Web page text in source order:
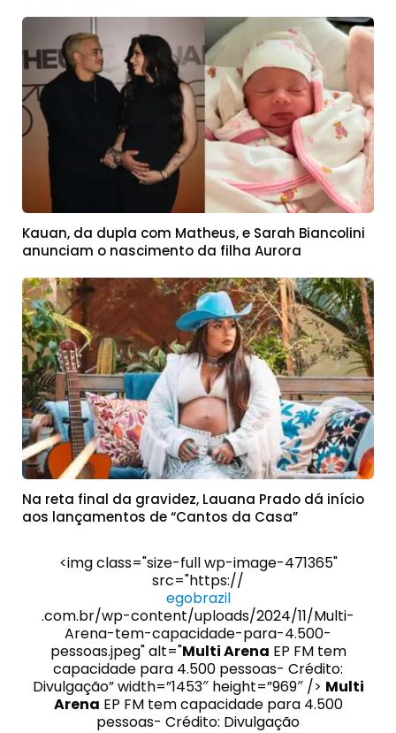
Kauan, da dupla com Matheus, e Sarah Biancolini
anunciam o nascimento da filha Aurora
Na reta final da gravidez, Lauana Prado dá início
aos lançamentos de “Cantos da Casa”
<img class="size-full wp-image-471365"
src="https://
egobrazil
.com.br/wp-content/uploads/2024/11/Multi-
Arena-tem-capacidade-para-4.500-
pessoas.jpeg" alt="Multi Arena EP FM tem
capacidade para 4.500 pessoas- Crédito:
Divulgação” width=”1453″ height=”969″ /> Multi
Arena EP FM tem capacidade para 4.500
pessoas- Crédito: Divulgação